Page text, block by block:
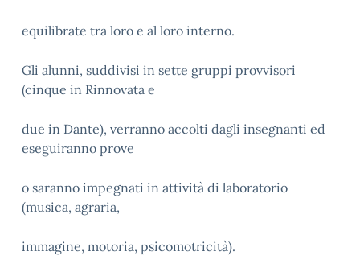
equilibrate tra loro e al loro interno.
Gli alunni, suddivisi in sette gruppi provvisori
(cinque in Rinnovata e
due in Dante), verranno accolti dagli insegnanti ed
eseguiranno prove
o saranno impegnati in attività di laboratorio
(musica, agraria,
immagine, motoria, psicomotricità).